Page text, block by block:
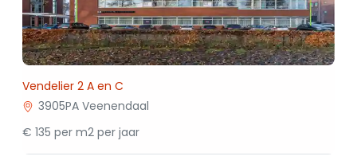
Vendelier 2 A en C
3905PA Veenendaal
€ 135 per m2 per jaar